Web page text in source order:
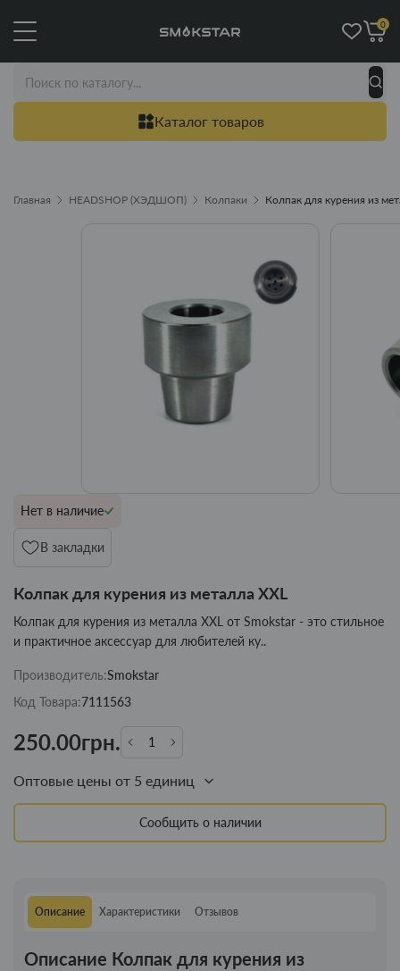
Каталог товаров
0
Главная HEADSHOP (ХЭДШОП) Колпаки Колпак для курения из
Нет в наличие
В закладки
Колпак для курения из металла XXL
Колпак для курения из металла XXL от Smokstar - это стильное
и практичное аксессуар для любителей ку..
Производитель:Smokstar
Код Товара:7111563
250.00грн.
Оптовые цены от 5 единиц
Сообщить о наличии
Описание Характеристики Отзывов
Описание Колпак для курения из